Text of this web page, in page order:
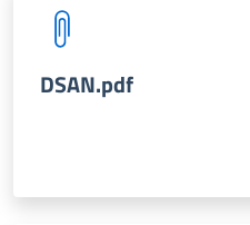
DSAN.pdf